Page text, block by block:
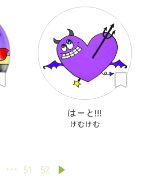
はーと!!!
けむけむ
51 52